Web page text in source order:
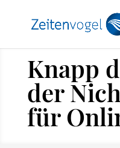
Knapp
der
für